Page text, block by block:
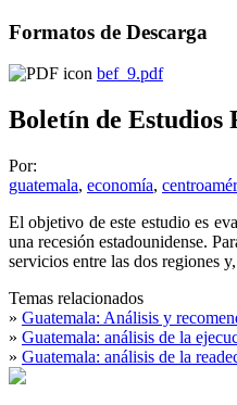
Formatos de Descarga
bef_9.pdf
Boletín de Estudios
Por:
guatemala, economía,
El objetivo de este estudio es
una recesión estadounidense.
servicios entre las dos regiones
Temas relacionados
» Guatemala: Análisis y
» Guatemala: análisis de la
» Guatemala: análisis de la